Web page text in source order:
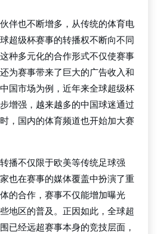
伴也不断增多，从传统的体育电
超级杯赛事的转播权不断向不同
种多元化的合作形式不仅使赛事
为赛事带来了巨大的广告收入和
国市场为例，近年来全球超级杯
增强，越来越多的中国球迷通过
，国内的体育频道也开始加大赛
播不仅限于欧美等传统足球强
也在赛事的媒体覆盖中扮演了重
的合作，赛事不仅能增加曝光
地区的普及。正因如此，全球超
已经远超赛事本身的竞技层面，